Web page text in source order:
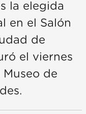
la elegida
en el Salón
de
el viernes
de